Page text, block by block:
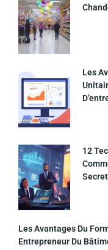
Les
12
Les Avantages Du
Entrepreneur Du